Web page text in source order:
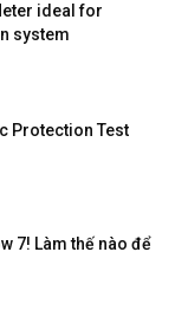
ideal for
system
Protection Test
7! Làm thế nào để